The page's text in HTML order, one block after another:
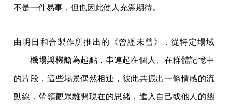
不是一件易事，但也因此使人充滿期待。
由明日和合製作所推出的《曾經未曾》，從特定場域
——機場與機艙為起點，串連起在個人、在群體記憶中
的片段，這些場景偶然相連，彼此共振出一條情感的流
動線，帶領觀眾離開現在的思緒，進入自己或他人的幽